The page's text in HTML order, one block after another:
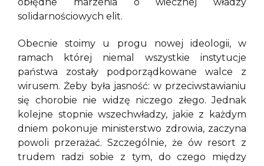
solidarnościowych elit.
Obecnie stoimy u progu nowej ideologii, w
ramach której niemal wszystkie instytucje
państwa zostały podporządkowane walce z
wirusem. Żeby była jasność: w przeciwstawianiu
się chorobie nie widzę niczego złego. Jednak
kolejne stopnie wszechwładzy, jakie z każdym
dniem pokonuje ministerstwo zdrowia, zaczyna
powoli przerażać. Szczególnie, że ów resort z
trudem radzi sobie z tym, do czego między